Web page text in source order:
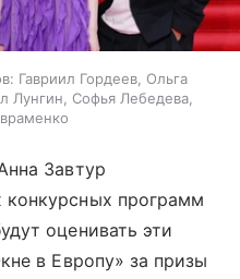
Гавриил Гордеев, Ольга
Лунгин, Софья Лебедева,
Завтур
программ
оценивать эти
в Европу» за призы